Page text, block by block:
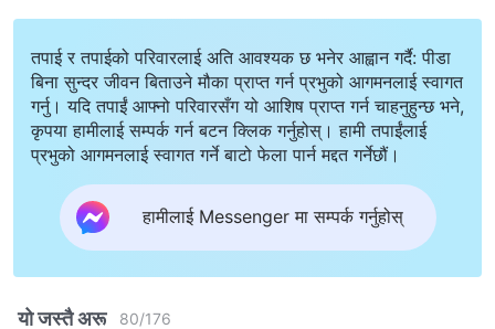
तपाई र तपाईको परिवारलाई अति आवश्यक छ भनेर आह्वान गर्दै: पीडा
बिना सुन्दर जीवन बिताउने मौका प्राप्त गर्न प्रभुको आगमनलाई स्वागत
गर्नु। यदि तपाईं आफ्नो परिवारसँग यो आशिष प्राप्त गर्न चाहनुहुन्छ भने,
कृपया हामीलाई सम्पर्क गर्न बटन क्लिक गर्नुहोस्। हामी तपाईंलाई
प्रभुको आगमनलाई स्वागत गर्ने बाटो फेला पार्न मद्दत गर्नेछौं।
हामीलाई Messenger मा सम्पर्क गर्नुहोस्
यो जस्तै अरू 80/176